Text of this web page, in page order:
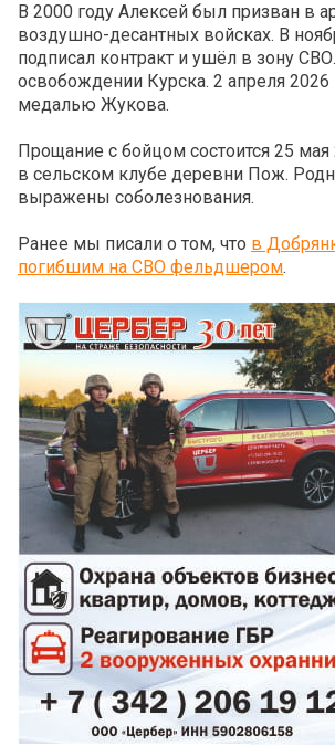
В 2000 году Алексей был призван в
воздушно-десантных войсках. В
подписал контракт и ушёл в зону
освобождении Курска. 2 апреля 2026
медалью Жукова.
Прощание с бойцом состоится 25 мая
в сельском клубе деревни Пож.
выражены соболезнования.
Ранее мы писали о том, что в
погибшим на СВО фельдшером.